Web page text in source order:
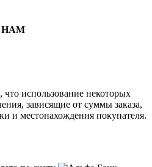
НАМ
использование некоторых
зависящие от суммы заказа,
и местонахождения покупателя.